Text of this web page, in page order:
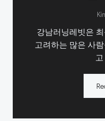
강남러닝레빗은
고려하는 많은 사